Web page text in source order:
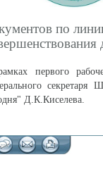
по
первого
Д.К.Киселева.